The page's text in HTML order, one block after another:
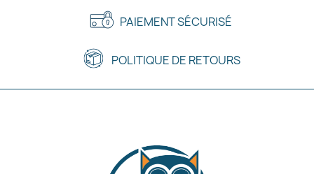
PAIEMENT SÉCURISÉ
POLITIQUE DE RETOURS